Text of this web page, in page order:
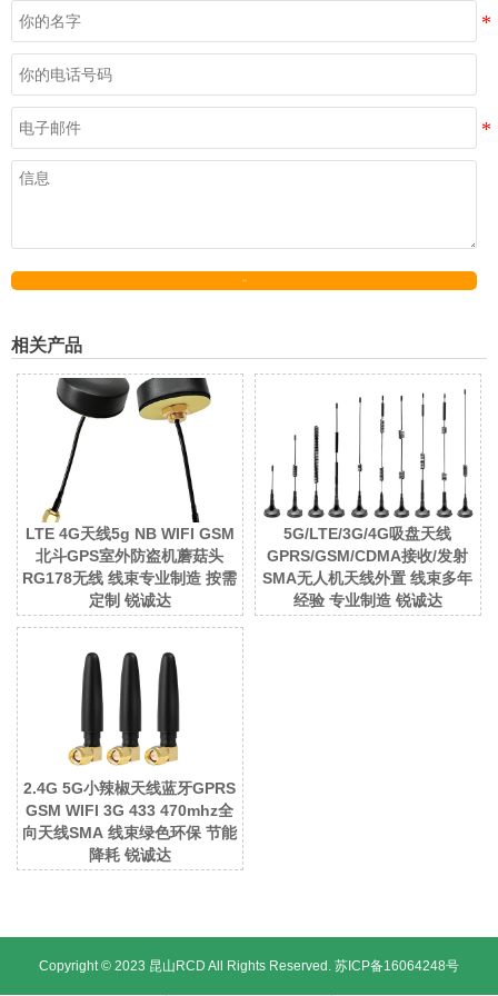
相关产品
LTE 4G天线5g NB WIFI GSM
北斗GPS室外防盗机蘑菇头
RG178无线 线束专业制造 按需
定制 锐诚达
5G/LTE/3G/4G吸盘天线
GPRS/GSM/CDMA接收/发射
SMA无人机天线外置 线束多年
经验 专业制造 锐诚达
2.4G 5G小辣椒天线蓝牙GPRS
GSM WIFI 3G 433 470mhz全
向天线SMA 线束绿色环保 节能
降耗 锐诚达
Copyright © 2023 昆山RCD All Rights Reserved. 苏ICP备16064248号